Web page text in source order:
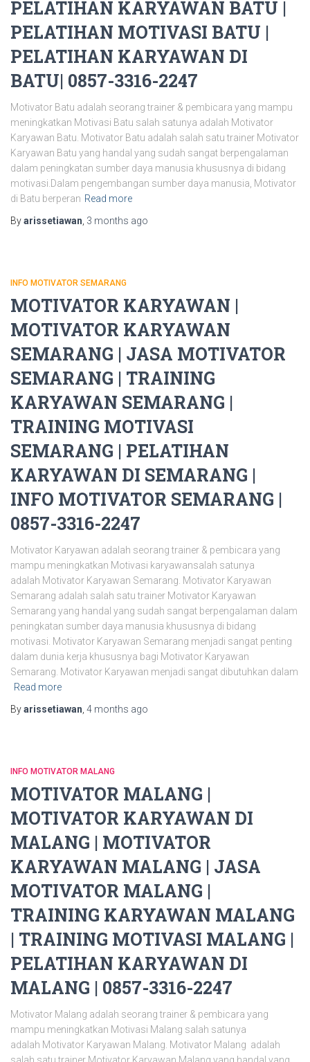
PELATIHAN KARYAWAN BATU |
PELATIHAN MOTIVASI BATU |
PELATIHAN KARYAWAN DI
BATU| 0857-3316-2247
Motivator Batu adalah seorang trainer & pembicara yang mampu
meningkatkan Motivasi Batu salah satunya adalah Motivator
Karyawan Batu. Motivator Batu adalah salah satu trainer Motivator
Karyawan Batu yang handal yang sudah sangat berpengalaman
dalam peningkatan sumber daya manusia khususnya di bidang
motivasi.Dalam pengembangan sumber daya manusia, Motivator
di Batu berperan Read more
Byarissetiawan 3 months ago
INFO MOTIVATOR SEMARANG
MOTIVATOR KARYAWAN |
MOTIVATOR KARYAWAN
SEMARANG | JASA MOTIVATOR
SEMARANG | TRAINING
KARYAWAN SEMARANG |
TRAINING MOTIVASI
SEMARANG | PELATIHAN
KARYAWAN DI SEMARANG |
INFO MOTIVATOR SEMARANG |
0857-3316-2247
Motivator Karyawan adalah seorang trainer & pembicara yang
mampu meningkatkan Motivasi karyawansalah satunya
adalah Motivator Karyawan Semarang. Motivator Karyawan
Semarang adalah salah satu trainer Motivator Karyawan
Semarang yang handal yang sudah sangat berpengalaman dalam
peningkatan sumber daya manusia khususnya di bidang
motivasi. Motivator Karyawan Semarang menjadi sangat penting
dalam dunia kerja khususnya bagi Motivator Karyawan
Semarang. Motivator Karyawan menjadi sangat dibutuhkan dalam
Read more
Byarissetiawan 4 months ago
INFO MOTIVATOR MALANG
MOTIVATOR MALANG |
MOTIVATOR KARYAWAN DI
MALANG | MOTIVATOR
KARYAWAN MALANG | JASA
MOTIVATOR MALANG |
TRAINING KARYAWAN MALANG
| TRAINING MOTIVASI MALANG |
PELATIHAN KARYAWAN DI
MALANG | 0857-3316-2247
Motivator Malang adalah seorang trainer & pembicara yang
mampu meningkatkan Motivasi Malang salah satunya
adalah Motivator Karyawan Malang. Motivator Malang adalah